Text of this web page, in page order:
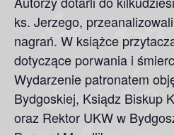
ks. Jerzego,
nagrań. W książce
dotyczące porwania i
Wydarzenie patronatem
Bydgoskiej, Ksiądz Biskup
oraz Rektor UKW w